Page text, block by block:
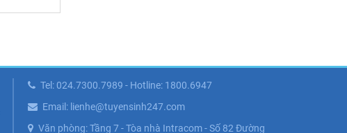
Tel: 024.7300.7989 - Hotline: 1800.6947
Email: lienhe@tuyensinh247.com
Văn phòng: Tầng 7 - Tòa nhà Intracom - Số 82 Đường